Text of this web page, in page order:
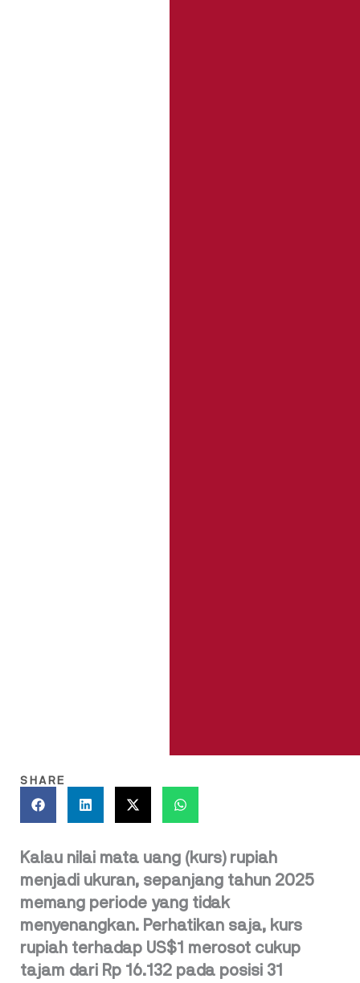
SHARE
Kalau nilai mata uang (kurs) rupiah
menjadi ukuran, sepanjang tahun 2025
memang periode yang tidak
menyenangkan. Perhatikan saja, kurs
rupiah terhadap US$1 merosot cukup
tajam dari Rp 16.132 pada posisi 31